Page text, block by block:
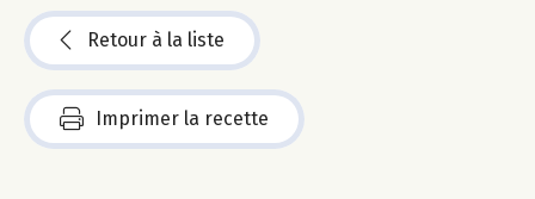
Retour à la liste
Imprimer la recette